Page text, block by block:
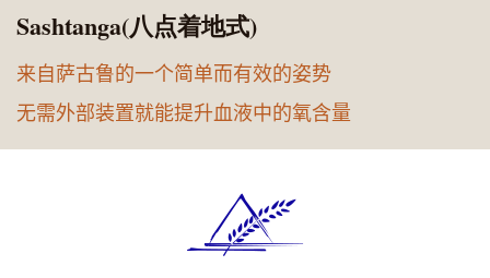
Sashtanga(八点着地式)
来自萨古鲁的一个简单而有效的姿势
无需外部装置就能提升血液中的氧含量